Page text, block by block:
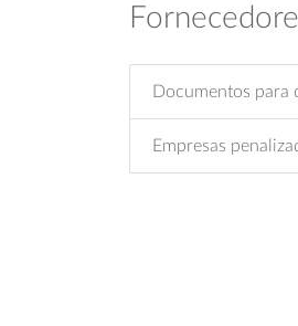
Documentos para
Empresas